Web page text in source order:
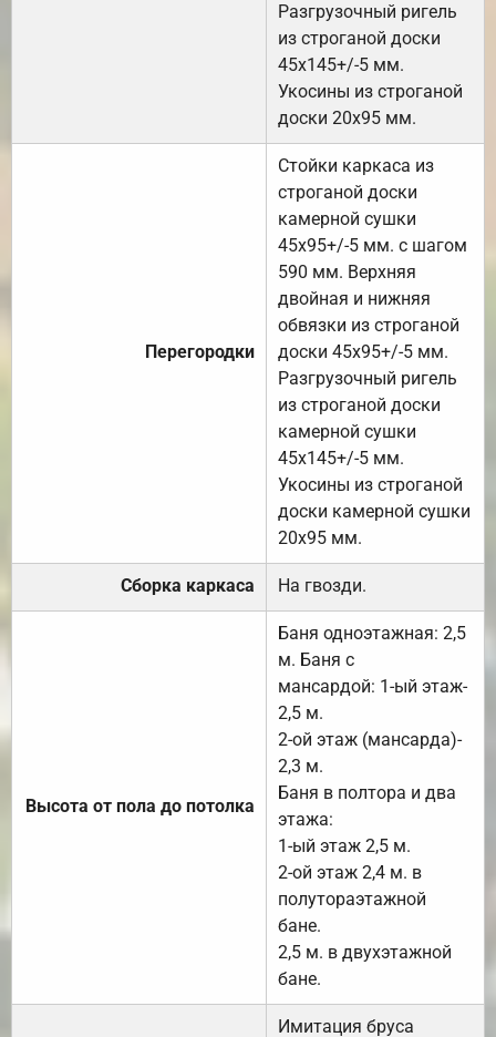
Разгрузочный ригель
из строганой доски
45х145+/-5 мм.
Укосины из строганой
доски 20х95 мм.
Перегородки
Стойки каркаса из
строганой доски
камерной сушки
45х95+/-5 мм. с шагом
590 мм. Верхняя
двойная и нижняя
обвязки из строганой
доски 45х95+/-5 мм.
Разгрузочный ригель
из строганой доски
камерной сушки
45х145+/-5 мм.
Укосины из строганой
доски камерной сушки
20х95 мм.
Сборка каркаса На гвозди.
Высота от пола до потолка
Баня одноэтажная: 2,5
м. Баня с
мансардой: 1-ый этаж-
2,5 м.
2-ой этаж (мансарда)-
2,3 м.
Баня в полтора и два
этажа:
1-ый этаж 2,5 м.
2-ой этаж 2,4 м. в
полутораэтажной
бане.
2,5 м. в двухэтажной
бане.
Имитация бруса